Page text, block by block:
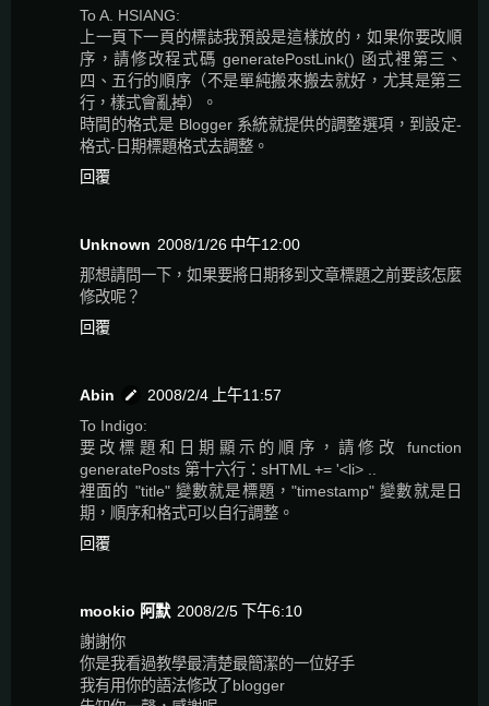
To A. HSIANG:
上一頁下一頁的標誌我預設是這樣放的，如果你要改順
序，請修改程式碼 generatePostLink() 函式裡第三、
四、五行的順序（不是單純搬來搬去就好，尤其是第三
行，樣式會亂掉）。
時間的格式是 Blogger 系統就提供的調整選項，到設定-
格式-日期標題格式去調整。
回覆
Unknown 2008/1/26 中午12:00
那想請問一下，如果要將日期移到文章標題之前要該怎麼
修改呢？
回覆
Abin
2008/2/4 上午11:57
To Indigo:
要改標題和日期顯示的順序，請修改 function
generatePosts 第十六行：sHTML += '<li> ..
裡面的 "title" 變數就是標題，"timestamp" 變數就是日
期，順序和格式可以自行調整。
回覆
mookio 阿默 2008/2/5 下午6:10
謝謝你
你是我看過教學最清楚最簡潔的一位好手
我有用你的語法修改了blogger